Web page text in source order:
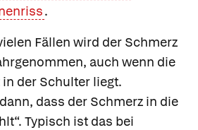
.
Fällen wird der Schmerz
auch wenn die
der Schulter liegt.
dass der Schmerz in die
Typisch ist das bei